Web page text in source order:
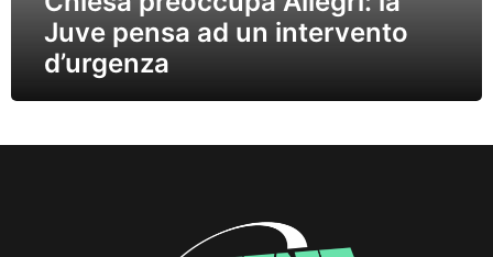
Juve pensa ad un intervento
d’urgenza